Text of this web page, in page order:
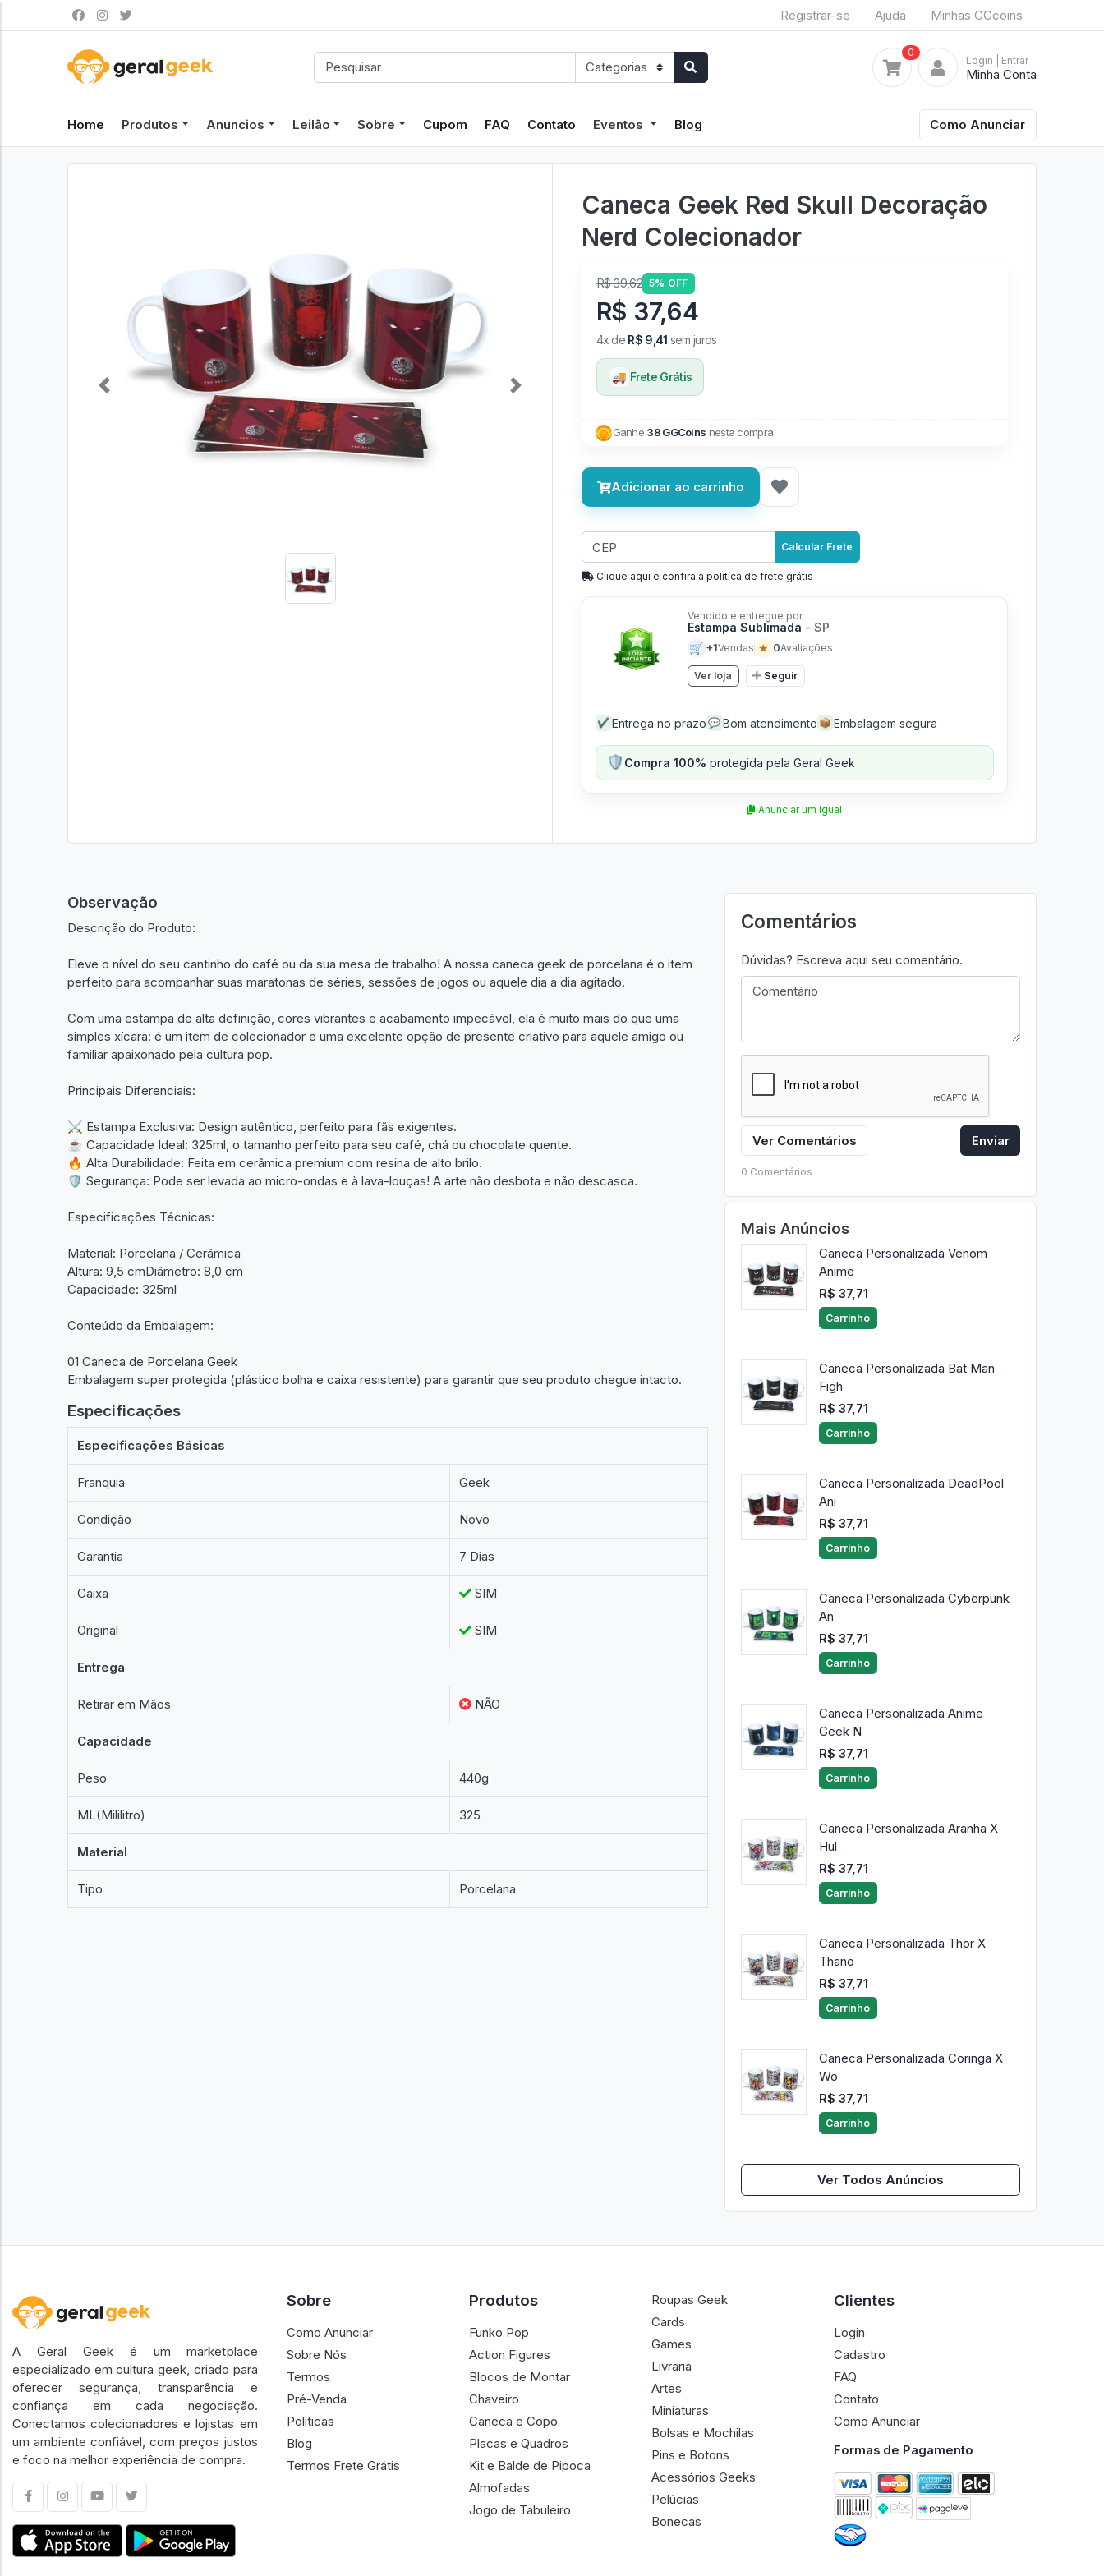
Registrar-se Ajuda Minhas GGcoins
0
Login | Entrar
Minha Conta
Home Produtos Anuncios Leilão Sobre Cupom FAQ Contato Eventos Blog Como Anunciar
Previous Next
Caneca Geek Red Skull Decoração
Nerd Colecionador
R$ 39,62 5% OFF
R$ 37,64
4x de R$ 9,41 sem juros
🚚 Frete Grátis
Ganhe 38 GGCoins nesta compra
Adicionar ao carrinho
Calcular Frete
Clique aqui e confira a politíca de frete grátis
Vendido e entregue por
Estampa Sublimada - SP
🛒 +1Vendas ★ 0Avaliações
Ver loja Seguir
✔ Entrega no prazo 💬 Bom atendimento 📦 Embalagem segura
🛡️Compra 100% protegida pela Geral Geek
Anunciar um igual
Observação
Descrição do Produto:
Eleve o nível do seu cantinho do café ou da sua mesa de trabalho! A nossa caneca geek de porcelana é o item
perfeito para acompanhar suas maratonas de séries, sessões de jogos ou aquele dia a dia agitado.
Com uma estampa de alta definição, cores vibrantes e acabamento impecável, ela é muito mais do que uma
simples xícara: é um item de colecionador e uma excelente opção de presente criativo para aquele amigo ou
familiar apaixonado pela cultura pop.
Principais Diferenciais:
⚔️ Estampa Exclusiva: Design autêntico, perfeito para fãs exigentes.
☕ Capacidade Ideal: 325ml, o tamanho perfeito para seu café, chá ou chocolate quente.
🔥 Alta Durabilidade: Feita em cerâmica premium com resina de alto brilo.
🛡️ Segurança: Pode ser levada ao micro-ondas e à lava-louças! A arte não desbota e não descasca.
Especificações Técnicas:
Material: Porcelana / Cerâmica
Altura: 9,5 cmDiâmetro: 8,0 cm
Capacidade: 325ml
Conteúdo da Embalagem:
01 Caneca de Porcelana Geek
Embalagem super protegida (plástico bolha e caixa resistente) para garantir que seu produto chegue intacto.
Especificações
Especificações Básicas
Franquia Geek
Condição Novo
Garantia 7 Dias
Caixa SIM
Original SIM
Entrega
Retirar em Mãos NÃO
Capacidade
Peso 440g
ML(Mililitro) 325
Material
Tipo Porcelana
Comentários
Dúvidas? Escreva aqui seu comentário.
Ver Comentários Enviar
0 Comentários
Mais Anúncios
Caneca Personalizada Venom
Anime
R$ 37,71
Carrinho
Caneca Personalizada Bat Man
Figh
R$ 37,71
Carrinho
Caneca Personalizada DeadPool
Ani
R$ 37,71
Carrinho
Caneca Personalizada Cyberpunk
An
R$ 37,71
Carrinho
Caneca Personalizada Anime
Geek N
R$ 37,71
Carrinho
Caneca Personalizada Aranha X
Hul
R$ 37,71
Carrinho
Caneca Personalizada Thor X
Thano
R$ 37,71
Carrinho
Caneca Personalizada Coringa X
Wo
R$ 37,71
Carrinho
Ver Todos Anúncios
A Geral Geek é um marketplace
especializado em cultura geek, criado para
oferecer segurança, transparência e
confiança em cada negociação.
Conectamos colecionadores e lojistas em
um ambiente confiável, com preços justos
e foco na melhor experiência de compra.
Sobre
Como Anunciar
Sobre Nós
Termos
Pré-Venda
Políticas
Blog
Termos Frete Grátis
Produtos
Funko Pop
Action Figures
Blocos de Montar
Chaveiro
Caneca e Copo
Placas e Quadros
Kit e Balde de Pipoca
Almofadas
Jogo de Tabuleiro
Roupas Geek
Cards
Games
Livraria
Artes
Miniaturas
Bolsas e Mochilas
Pins e Botons
Acessórios Geeks
Pelúcias
Bonecas
Clientes
Login
Cadastro
FAQ
Contato
Como Anunciar
Formas de Pagamento